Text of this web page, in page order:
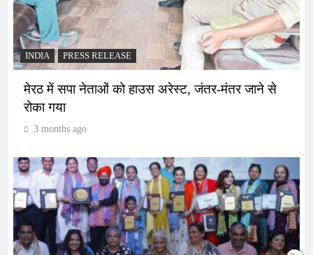
INDIA PRESS RELEASE
मेरठ में सपा नेताओं को हाउस अरेस्ट, जंतर-मंतर जाने से
रोका गया
3 months ago